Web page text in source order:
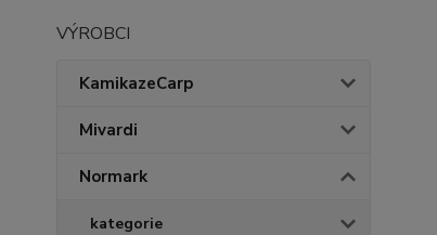
VÝROBCI
KamikazeCarp
Mivardi
Normark
kategorie